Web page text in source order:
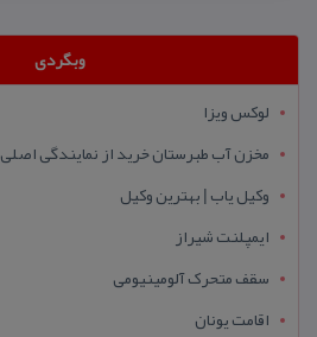
وبگردی
لوکس ویزا
مخزن آب طبرستان خرید از نمایندگی اصلی
وکیل یاب | بهترین وکیل
ایمپلنت شیراز
سقف متحرک آلومینیومی
اقامت یونان